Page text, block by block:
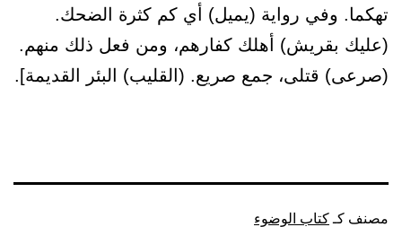
تهكما. وفي رواية (يميل) أي كم كثرة الضحك.
(عليك بقريش) أهلك كفارهم، ومن فعل ذلك منهم.
(صرعى) قتلى، جمع صريع. (القليب) البئر القديمة].
مصنف كـ كتاب الوضوء